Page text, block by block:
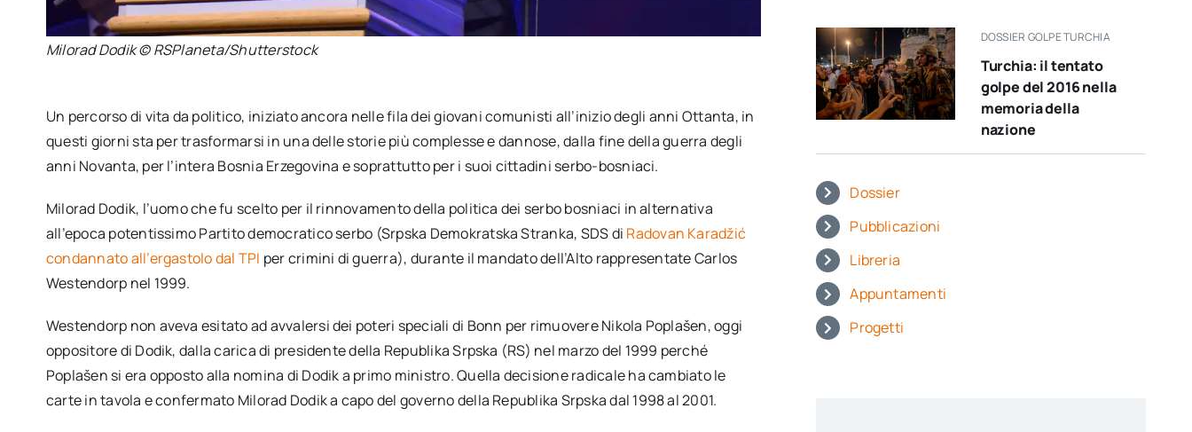
Milorad Dodik © RSPlaneta/Shutterstock
Un percorso di vita da politico, iniziato ancora nelle fila dei giovani comunisti all’inizio degli anni Ottanta, in
questi giorni sta per trasformarsi in una delle storie più complesse e dannose, dalla fine della guerra degli
anni Novanta, per l’intera Bosnia Erzegovina e soprattutto per i suoi cittadini serbo-bosniaci.
Milorad Dodik, l’uomo che fu scelto per il rinnovamento della politica dei serbo bosniaci in alternativa
all’epoca potentissimo Partito democratico serbo (Srpska Demokratska Stranka, SDS di Radovan Karadžić
condannato all’ergastolo dal TPI per crimini di guerra), durante il mandato dell’Alto rappresentate Carlos
Westendorp nel 1999.
Westendorp non aveva esitato ad avvalersi dei poteri speciali di Bonn per rimuovere Nikola Poplašen, oggi
oppositore di Dodik, dalla carica di presidente della Republika Srpska (RS) nel marzo del 1999 perché
Poplašen si era opposto alla nomina di Dodik a primo ministro. Quella decisione radicale ha cambiato le
carte in tavola e confermato Milorad Dodik a capo del governo della Republika Srpska dal 1998 al 2001.
DOSSIER GOLPE TURCHIA
Turchia: il tentato
golpe del 2016 nella
memoria della
nazione
Dossier
Pubblicazioni
Libreria
Appuntamenti
Progetti